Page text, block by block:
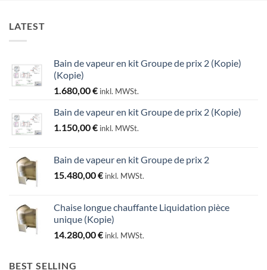
LATEST
Bain de vapeur en kit Groupe de prix 2 (Kopie)
(Kopie)
1.680,00€ inkl. MWSt.
Bain de vapeur en kit Groupe de prix 2 (Kopie)
1.150,00€ inkl. MWSt.
Bain de vapeur en kit Groupe de prix 2
15.480,00€ inkl. MWSt.
Chaise longue chauffante Liquidation pièce
unique (Kopie)
14.280,00€ inkl. MWSt.
BEST SELLING